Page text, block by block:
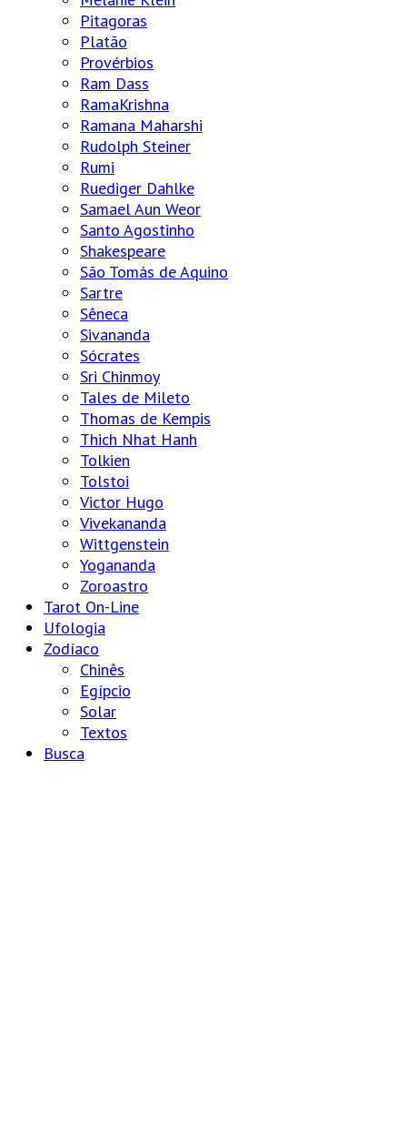
Pitagoras
Platão
Provérbios
Ram Dass
RamaKrishna
Ramana Maharshi
Rudolph Steiner
Rumi
Ruediger Dahlke
Samael Aun Weor
Santo Agostinho
Shakespeare
São Tomás de Aquino
Sartre
Sêneca
Sivananda
Sócrates
Sri Chinmoy
Tales de Mileto
Thomas de Kempis
Thich Nhat Hanh
Tolkien
Tolstoi
Victor Hugo
Vivekananda
Wittgenstein
Yogananda
Zoroastro
Tarot On-Line
Ufologia
Zodíaco
Chinês
Egípcio
Solar
Textos
Busca